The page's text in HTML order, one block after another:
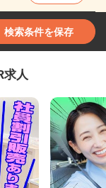
検索条件を保存
求人